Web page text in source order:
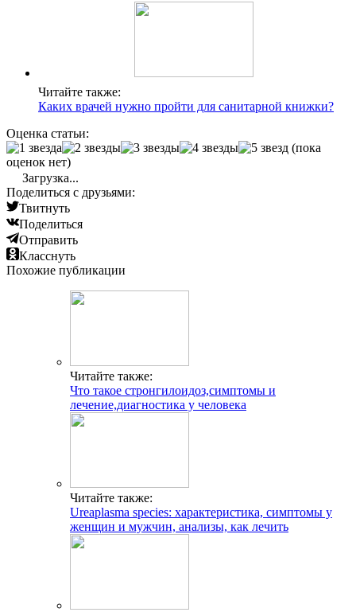
Читайте также:
Каких врачей нужно пройти для санитарной книжки?
Оценка статьи:
(пока
оценок нет)
Загрузка...
Поделиться с друзьями:
Твитнуть
Поделиться
Отправить
Класснуть
Похожие публикации
Читайте также:
Что такое стронгилоидоз,симптомы и
лечение,диагностика у человека
Читайте также:
Ureaplasma species: характеристика, симптомы у
женщин и мужчин, анализы, как лечить